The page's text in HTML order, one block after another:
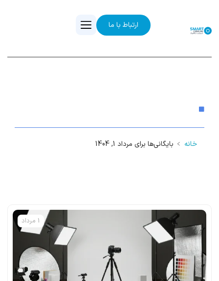
ارتباط با ما
خانه ﹥ بایگانی‌ها برای مرداد 1, 1404
1 مرداد